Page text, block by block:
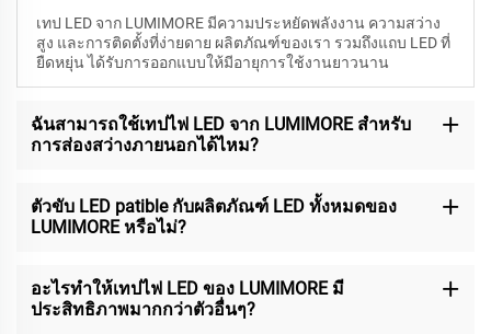
เทป LED จาก LUMIMORE มีความประหยัดพลังงาน ความสว่าง
สูง และการติดตั้งที่ง่ายดาย ผลิตภัณฑ์ของเรา รวมถึงแถบ LED ที่
ยืดหยุ่น ได้รับการออกแบบให้มีอายุการใช้งานยาวนาน
ฉันสามารถใช้เทปไฟ LED จาก LUMIMORE สำหรับ
การส่องสว่างภายนอกได้ไหม?
ตัวขับ LED patible กับผลิตภัณฑ์ LED ทั้งหมดของ
LUMIMORE หรือไม่?
อะไรทำให้เทปไฟ LED ของ LUMIMORE มี
ประสิทธิภาพมากกว่าตัวอื่นๆ?